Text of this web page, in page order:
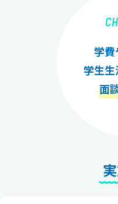
学費
学生
面